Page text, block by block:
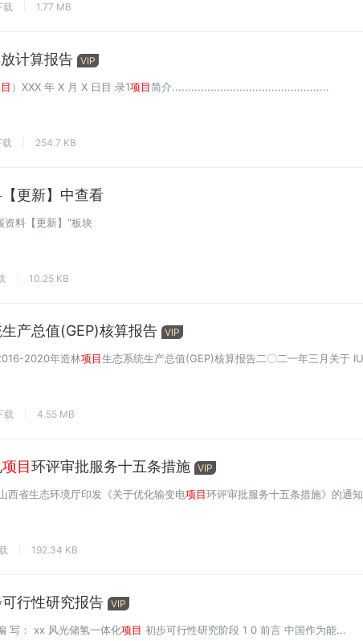
载 1.77 MB
计算报告 VIP
）XXX 年 X 月 X 日目 录1项目简介.................................................
254.7 KB
更新】中查看
资料【更新】”板块
10.25 KB
产总值(GEP)核算报告 VIP
2020年造林项目生态系统生产总值(GEP)核算报告二〇二一年三月关于
载 4.55 MB
项目环评审批服务十五条措施 VIP
省生态环境厅印发《关于优化输变电项目环评审批服务十五条措施》的通
192.34 KB
行性研究报告 VIP
写： xx 风光储氢一体化项目 初步可行性研究阶段 1 0 前言 中国作为能...